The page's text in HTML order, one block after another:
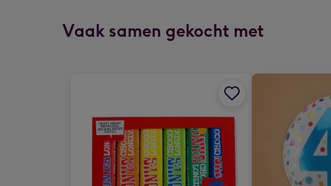
Vaak samen gekocht met